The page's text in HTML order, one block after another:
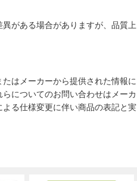
がある場合がありますが、品質上
はメーカーから提供された情報に
についてのお問い合わせはメーカ
る仕様変更に伴い商品の表記と実